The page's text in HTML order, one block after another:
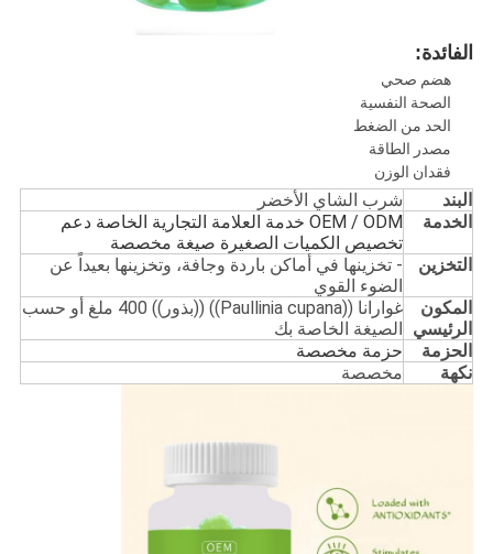
الفائدة:
هضم صحي
الصحة النفسية
الحد من الضغط
مصدر الطاقة
فقدان الوزن
البند
شرب الشاي الأخضر
الخدمة
OEM / ODM خدمة العلامة التجارية الخاصة دعم
تخصيص الكميات الصغيرة صيغة مخصصة
التخزين
- تخزينها في أماكن باردة وجافة، وتخزينها بعيداً عن
الضوء القوي
المكون
الرئيسي
غوارانا ((Paullinia cupana)) ((بذور)) 400 ملغ أو حسب
الصيغة الخاصة بك
الحزمة
حزمة مخصصة
نكهة مخصصة